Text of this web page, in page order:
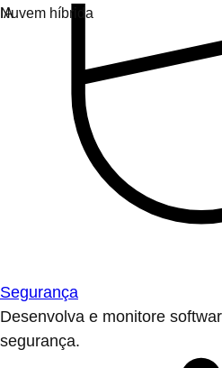
Segurança
Desenvolva e monitore
segurança.